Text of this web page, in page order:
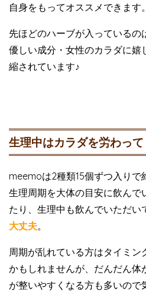
自身をもってオススメできます。
先ほどのハーブが入っているの
優しい成分・女性のカラダに嬉
縮されています♪
生理中はカラダを労わって
meemoは2種類15個ずつ入りで
生理周期を大体の目安に飲んで
たり、生理中も飲んでいただい
大丈夫。
周期が乱れている方はタイミ
かもしれませんが、だんだん体
が整いやすくなる方も多いので